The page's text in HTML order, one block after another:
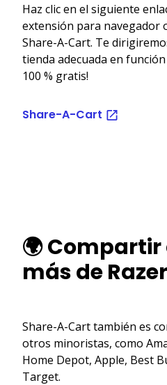
Haz clic en el siguiente
extensión para navegador
Share-A-Cart. Te
tienda adecuada en
100 % gratis!
Share-A-Cart
🌍
más de Razer
Share-A-Cart también es
otros minoristas, como
Home Depot, Apple, Best
Target.